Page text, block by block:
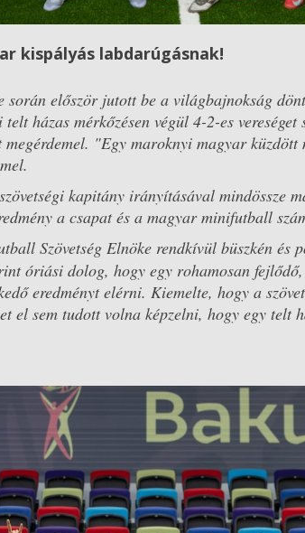
kispályás labdarúgásnak!
először jutott be a világbajnokság
házas mérkőzésen végül 4-2-es
"Egy maroknyi magyar
kapitány irányításával mindössze
a csapat és a magyar minifutball
Szövetség Elnöke rendkívül büszkén és
óriási dolog, hogy egy rohamosan
eredményt elérni. Kiemelte, hogy a
el sem tudott volna képzelni, hogy egy telt